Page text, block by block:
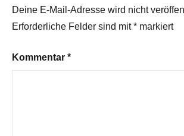
Deine E-Mail-Adresse wird nicht
Erforderliche Felder sind mit* markiert
Kommentar *